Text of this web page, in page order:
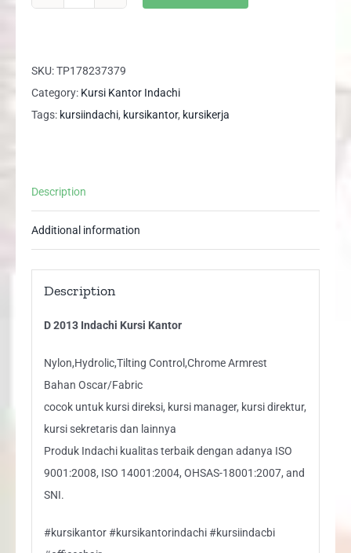
Kursi
Kantor
quantity
SKU:TP178237379
Category: Kursi Kantor Indachi
Tags: kursiindachi, kursikantor, kursikerja
Description
Additional information
Description
D 2013 Indachi Kursi Kantor
Nylon,Hydrolic,Tilting Control,Chrome Armrest
Bahan Oscar/Fabric
cocok untuk kursi direksi, kursi manager, kursi direktur,
kursi sekretaris dan lainnya
Produk Indachi kualitas terbaik dengan adanya ISO
9001:2008, ISO 14001:2004, OHSAS-18001:2007, and
SNI.
#kursikantor #kursikantorindachi #kursiindacbi